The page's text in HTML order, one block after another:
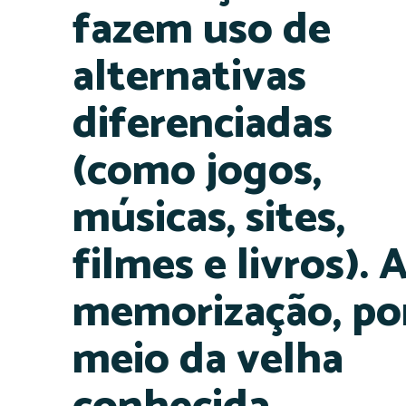
fazem uso de
alternativas
diferenciadas
(como jogos,
músicas, sites,
filmes e livros).
memorização,
meio da velha